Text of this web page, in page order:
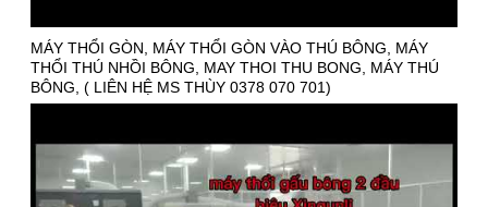
MÁY THỔI GÒN, MÁY THỔI GÒN VÀO THÚ BÔNG, MÁY
THỔI THÚ NHỒI BÔNG, MAY THOI THU BONG, MÁY THÚ
BÔNG, ( LIÊN HỆ MS THÙY 0378 070 701)